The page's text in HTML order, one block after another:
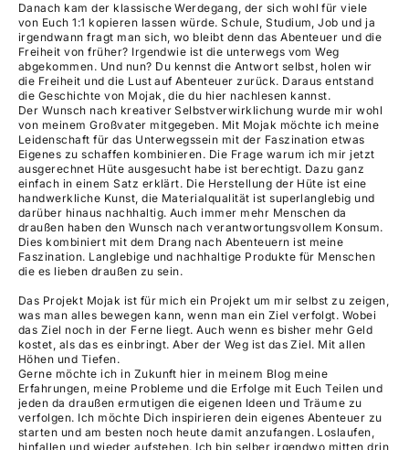
Danach kam der klassische Werdegang, der sich wohl für viele
von Euch 1:1 kopieren lassen würde. Schule, Studium, Job und ja
irgendwann fragt man sich, wo bleibt denn das Abenteuer und die
Freiheit von früher? Irgendwie ist die unterwegs vom Weg
abgekommen. Und nun? Du kennst die Antwort selbst, holen wir
die Freiheit und die Lust auf Abenteuer zurück. Daraus entstand
die Geschichte von Mojak, die du hier nachlesen kannst.
Der Wunsch nach kreativer Selbstverwirklichung wurde mir wohl
von meinem Großvater mitgegeben. Mit Mojak möchte ich meine
Leidenschaft für das Unterwegssein mit der Faszination etwas
Eigenes zu schaffen kombinieren. Die Frage warum ich mir jetzt
ausgerechnet Hüte ausgesucht habe ist berechtigt. Dazu ganz
einfach in einem Satz erklärt. Die Herstellung der Hüte ist eine
handwerkliche Kunst, die Materialqualität ist superlanglebig und
darüber hinaus nachhaltig. Auch immer mehr Menschen da
draußen haben den Wunsch nach verantwortungsvollem Konsum.
Dies kombiniert mit dem Drang nach Abenteuern ist meine
Faszination. Langlebige und nachhaltige Produkte für Menschen
die es lieben draußen zu sein.
Das Projekt Mojak ist für mich ein Projekt um mir selbst zu zeigen,
was man alles bewegen kann, wenn man ein Ziel verfolgt. Wobei
das Ziel noch in der Ferne liegt. Auch wenn es bisher mehr Geld
kostet, als das es einbringt. Aber der Weg ist das Ziel. Mit allen
Höhen und Tiefen.
Gerne möchte ich in Zukunft hier in meinem Blog meine
Erfahrungen, meine Probleme und die Erfolge mit Euch Teilen und
jeden da draußen ermutigen die eigenen Ideen und Träume zu
verfolgen. Ich möchte Dich inspirieren dein eigenes Abenteuer zu
starten und am besten noch heute damit anzufangen. Loslaufen,
hinfallen und wieder aufstehen. Ich bin selber irgendwo mitten drin